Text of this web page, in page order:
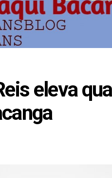
eleva